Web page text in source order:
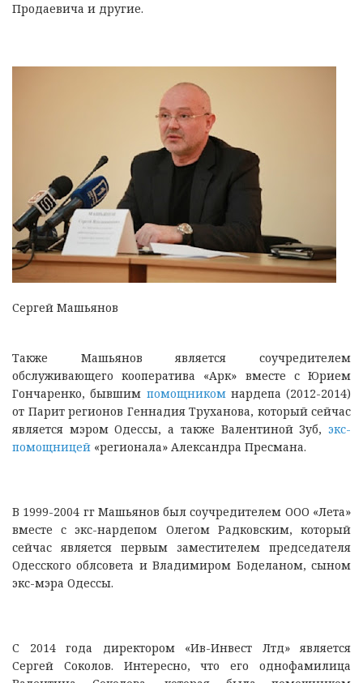
Продаевича и другие.
Сергей Машьянов
Также Машьянов является соучредителем
обслуживающего кооператива «Арк» вместе с Юрием
Гончаренко, бывшим помощникомнардепа (2012-2014)
от Парит регионов Геннадия Труханова, который сейчас
является мэром Одессы, а также Валентиной Зуб, экс-
помощницей «регионала» Александра Пресмана.
В 1999-2004 гг Машьянов был соучредителем ООО «Лета»
вместе с экс-нардепом Олегом Радковским, который
сейчас является первым заместителем председателя
Одесского облсовета и Владимиром Боделаном, сыном
экс-мэра Одессы.
С 2014 года директором «Ив-Инвест Лтд» является
Сергей Соколов. Интересно, что его однофамилица